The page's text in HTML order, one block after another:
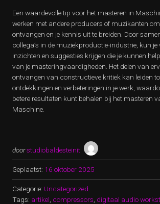
Een waardevolle tip voor het masteren in
werken met andere producers of muzikanten
ontvangen en je kennis uit te breiden. Door
collega’s in de muziekproductie-industrie, kun je
inzichten en suggesties krijgen die je kunnen
van je masteringvaardigheden. Het delen van
ontvangen van constructieve kritiek kan leiden
ontdekkingen en verbeteringen in je werk,
betere resultaten kunt behalen bij het masteren
Maschine.
doorstudiobaldesteinit
Geplaatst: 16 oktober 2025
Categorie: Uncategorized
Tags: artikel compressors digitaal audio